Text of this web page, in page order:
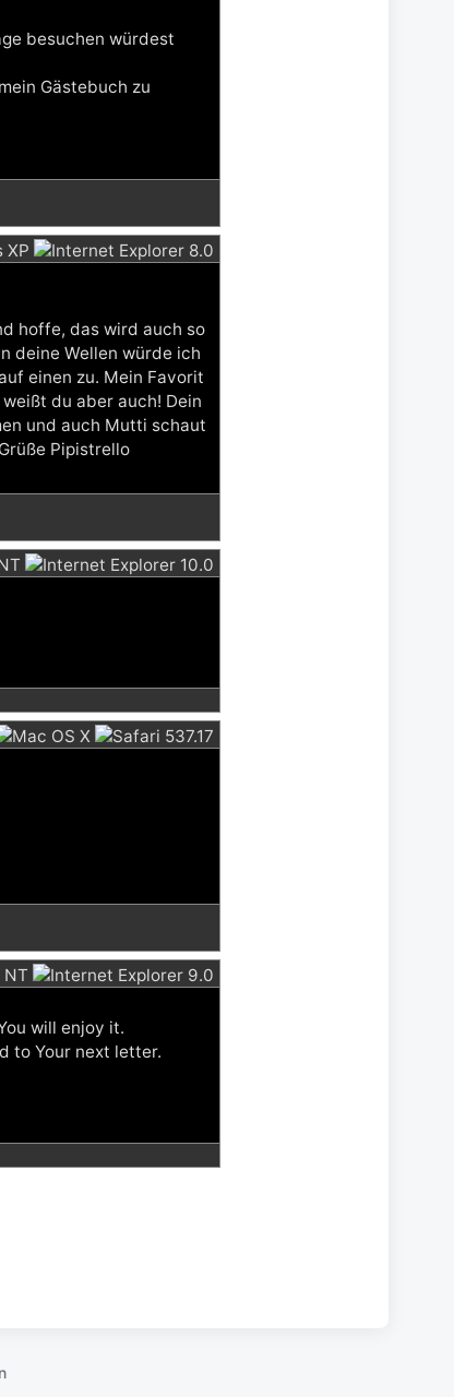
besuchen würdest
Gästebuch zu
hoffe, das wird auch so
deine Wellen würde ich
einen zu. Mein Favorit
du aber auch! Dein
und auch Mutti schaut
Pipistrello
will enjoy it.
to Your next letter.